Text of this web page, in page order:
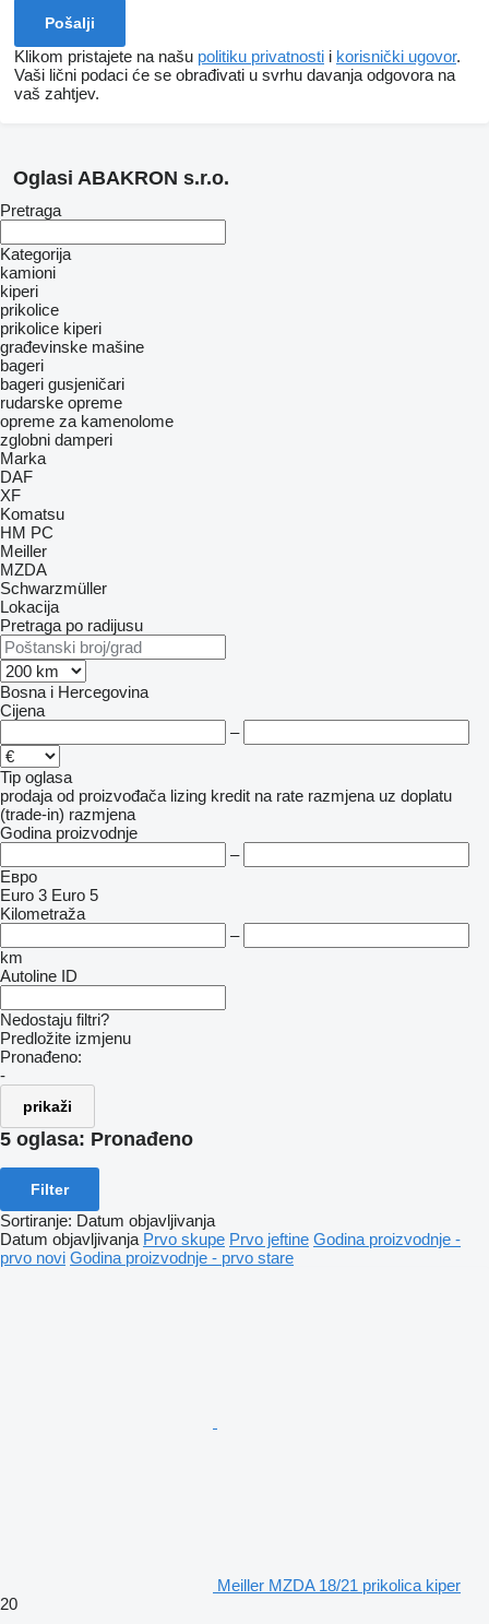
Klikom pristajete na našu politiku privatnosti i korisnički ugovor.
Vaši lični podaci će se obrađivati ​​u svrhu davanja odgovora na
vaš zahtjev.
Oglasi ABAKRON s.r.o.
Pretraga
Kategorija
kamioni
kiperi
prikolice
prikolice kiperi
građevinske mašine
bageri
bageri gusjeničari
rudarske opreme
opreme za kamenolome
zglobni damperi
Marka
DAF
XF
Komatsu
HM PC
Meiller
MZDA
Schwarzmüller
Lokacija
Pretraga po radijusu
Bosna i Hercegovina
Cijena
–
Tip oglasa
prodaja od proizvođača lizing kredit na rate razmjena uz doplatu
(trade-in) razmjena
Godina proizvodnje
–
Евро
Euro 3 Euro 5
Kilometraža
–
km
Autoline ID
Nedostaju filtri?
Predložite izmjenu
Pronađeno:
-
prikaži
5 oglasa: Pronađeno
Filter
Sortiranje: Datum objavljivanja
Datum objavljivanja Prvo skupe Prvo jeftine Godina proizvodnje -
prvo novi Godina proizvodnje - prvo stare
Meiller MZDA 18/21 prikolica kiper
20